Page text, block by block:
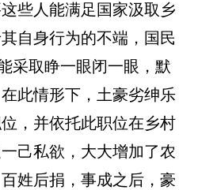
些人能满足国家汲取乡
自身行为的不端，国民
采取睁一眼闭一眼，默
此情形下，土豪劣绅乐
，并依托此职位在乡村
己私欲，大大增加了农
姓后捐，事成之后，豪